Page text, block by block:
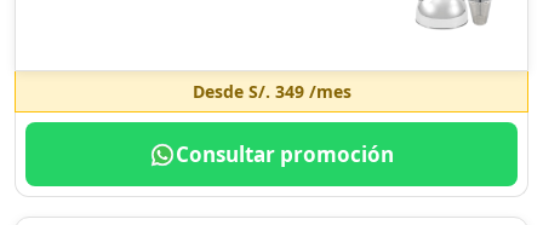
Desde S/. 349/mes
Consultar promoción